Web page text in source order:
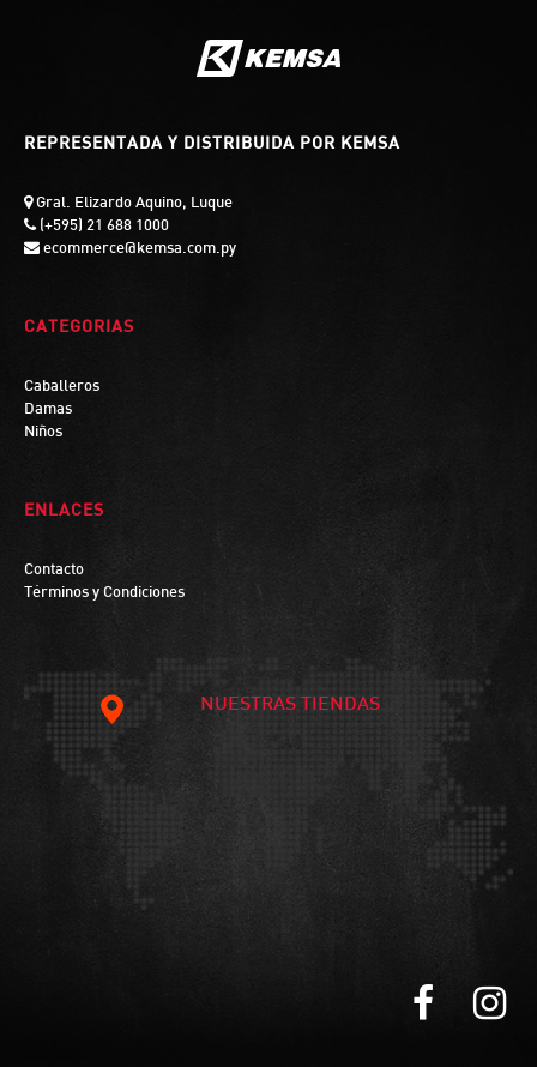
REPRESENTADA Y DISTRIBUIDA POR KEMSA
Gral. Elizardo Aquino, Luque
(+595) 21 688 1000
ecommerce@kemsa.com.py
CATEGORIAS
Caballeros
Damas
Niños
ENLACES
Contacto
Términos y Condiciones
NUESTRAS TIENDAS